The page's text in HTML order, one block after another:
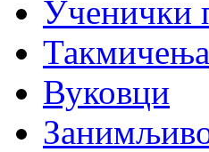
Ученички
Такмичења
Вуковци